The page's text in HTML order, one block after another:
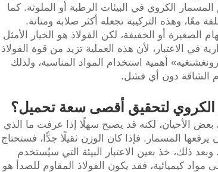
الكروي في البيئات الرطبة أو الملوثة. كما
معًا، وهذه التركيبة تجعله أكثر صلابة ومتانة.
أو الخفيفة، لكن الفولاذ هو الخيار الأمثل
في الاعتبار، لأن هذه العملية تزيد من قوة الفولاذ
أهمية استخدام المواد المناسبة، ولذلك
الشاقة دون أي فشل.
الكروي لتحقيق أقصى سعة تحميل؟
بعض الأحيان، لكنه قد يصبح سهلًا إذا عرفت ما الذي
المسمار. فإذا كان الوزن ثقيلًا جدًّا، فستحتاج
وبعد ذلك، خذ بعين الاعتبار البيئة التي سيُستخدم
كيميائية، فقد يكون الفولاذ المقاوم للصدأ هو